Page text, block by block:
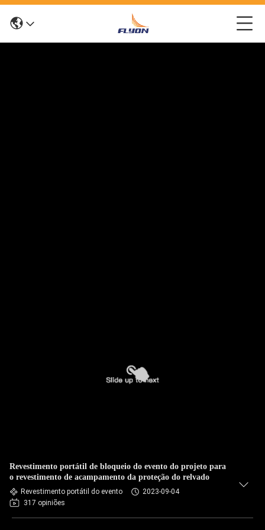
Revestimento portátil de bloqueio do evento do projeto para
o revestimento de acampamento da proteção do relvado
Revestimento portátil do evento
2023-09-04
317 opiniões